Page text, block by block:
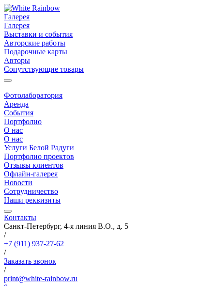
Галерея
Галерея
Выставки и события
Авторские работы
Подарочные карты
Авторы
Сопутствующие товары
Фотолаборатория
Аренда
События
Портфолио
О нас
О нас
Услуги Белой Радуги
Портфолио проектов
Отзывы клиентов
Офлайн-галерея
Новости
Сотрудничество
Наши реквизиты
Контакты
Санкт-Петербург, 4-я линия В.О., д. 5
/
+7 (911) 937-27-62
/
Заказать звонок
/
print@white-rainbow.ru